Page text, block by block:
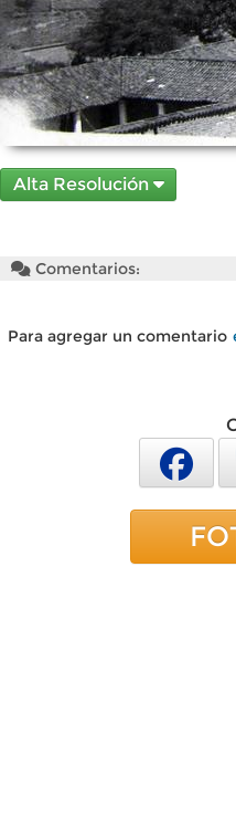
Alta Resolución
Comentarios:
Para agregar un comentario